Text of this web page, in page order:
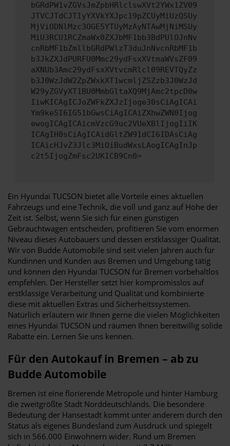
bGRdPW1vZGVsJmZpbHRlclswXVt2YWx1ZV09
JTVCJTdCJTIyYXVkYXJpc19pZCUyMiUzQSUy
MjViODNlMzc3OGE5YTUyMzAyNTAwMjNiMSUy
MiU3RCU1RCZmaWx0ZXJbMF1bb3BdPUlOJnNv
cnRbMF1bZmllbGRdPWlzT3duJnNvcnRbMF1b
b3JkZXJdPURFU0Mmc29ydFsxXVtmaWVsZF09
aXNUb3Amc29ydFsxXVtvcmRlcl09REVTQyZz
b3J0WzJdW2ZpZWxkXT1wcmljZSZzb3J0WzJd
W29yZGVyXT1BU0MmbGltaXQ9MjAmc2tpcD0w
IiwKICAgICJoZWFkZXJzIjoge30sCiAgICAi
Ym9keSI6IG51bGwsCiAgICAiZXhwZWN0Ijog
ewogICAgICAicmVzcG9uc2VUeXBlIjogIiIK
ICAgIH0sCiAgICAidGltZW91dCI6IDAsCiAg
ICAicHJvZ3Jlc3MiOiBudWxsLAogICAgInJp
c2t5IjogZmFsc2UKICB9Cn0=
Ein Hyundai TUCSON bietet alle Vorteile eines aktuellen
Fahrzeugs und eine Technik, die voll und ganz auf Höhe der
Zeit ist. Selbst, wenn Sie sich für einen günstigen
Gebrauchtwagen entscheiden, profitieren Sie vom enormen
Niveau dieses Autobauers und dessen erstklassiger Qualität.
Wir von Budde Automobile sind seit vielen Jahren auch für
Kundinnen und Kunden aus Bremen und Umgebung tätig
und können den Hyundai TUCSON für Bremen vorbehaltlos
empfehlen. Der Hersteller setzt hier kompromisslos auf
erstklassige Verarbeitung und Qualität und kombinierte
diese mit aktuellen Extras und Sicherheitssystemen.
Natürlich erläutern wir Ihnen gerne die vielen Möglichkeiten
eines Hyundai TUCSON und räumen Ihnen bereitwillig solide
Rabatte ein. Lernen Sie uns kennen.
Für den Autokauf in Bremen – ab zu
Budde Automobile
Bremen ist eine florierende Metropole und hinter Hamburg
die zweitgrößte Stadt Norddeutschlands. Die besondere
Bedeutung der Hansestadt kommt unter anderem durch den
Status als eigenes Bundesland zum Ausdruck und spiegelt
sich in 566.000 Einwohnern wider. Rund um Bremen